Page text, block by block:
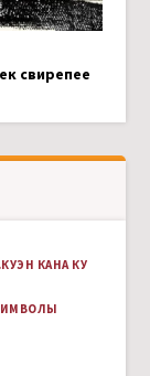
свирепее
КАНА КУ